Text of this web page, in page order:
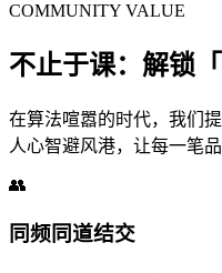
COMMUNITY VALUE
不止于课：解锁
在算法喧嚣的时代，我们
人心智避风港，让每一笔
👥
同频同道结交